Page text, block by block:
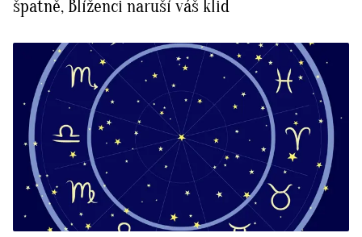
špatně, Blíženci naruší váš klid